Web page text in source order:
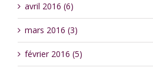
avril 2016 (6)
mars 2016 (3)
février 2016 (5)